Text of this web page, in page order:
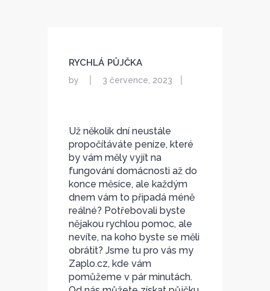
RYCHLÁ PŮJČKA
by 3 července, 2023
Už několik dní neustále
propočítáváte peníze, které
by vám měly vyjít na
fungování domácnosti až do
konce měsíce, ale každým
dnem vám to připadá méně
reálné? Potřebovali byste
nějakou rychlou pomoc, ale
nevíte, na koho byste se měli
obrátit? Jsme tu pro vás my
Zaplo.cz, kde vám
pomůžeme v pár minutách.